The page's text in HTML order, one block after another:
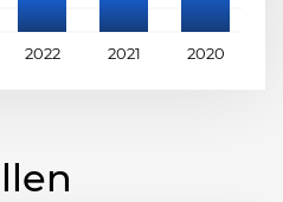
2022 2021 2020